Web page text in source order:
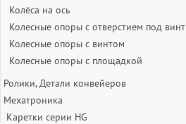
Колёса на ось
Колесные опоры с отверстием под винт
Колесные опоры с винтом
Колесные опоры с площадкой
Ролики, Детали конвейеров
Мехатроника
Каретки серии HG